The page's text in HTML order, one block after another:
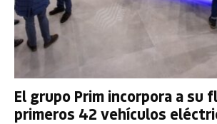
El grupo Prim incorpora a su
primeros 42 vehículos